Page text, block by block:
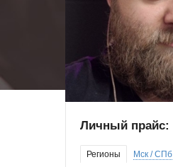
Личный прайс:
Регионы Мск / СПб